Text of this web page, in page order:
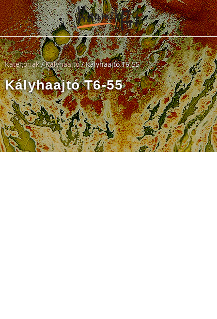
Kategóriák/Kályhaajtó/ Kályhaajtó T6-55
Kályhaajtó T6-55